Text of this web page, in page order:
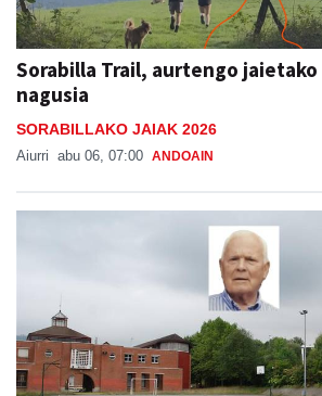
Sorabilla Trail, aurtengo
nagusia
SORABILLAKO JAIAK 2026
Aiurri abu 06, 07:00 ANDOAIN